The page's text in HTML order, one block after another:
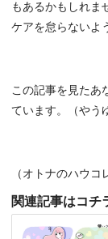
もあるかもしれま
ケアを怠らないよ
この記事を見たあ
ています。（やう
（オトナのハウコ
関連記事はコ